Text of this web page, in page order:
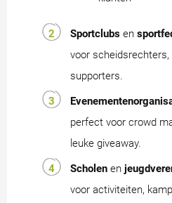
Sportclubs en
voor
supporters.
perfect voor crowd
leuke giveaway.
Scholen en
voor activiteiten,